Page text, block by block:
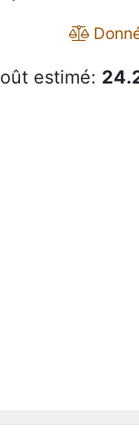
estimé: